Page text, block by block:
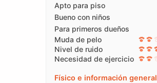
Apto para piso
Bueno con niños
Para primeros dueños
Muda de pelo
Nivel de ruido
Necesidad de ejercicio
Físico e información general